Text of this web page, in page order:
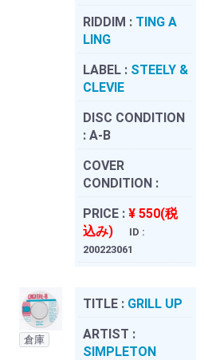
RIDDIM : TING A
LING
LABEL : STEELY &
CLEVIE
DISC CONDITION
: A-B
COVER
CONDITION :
PRICE : ¥ 550(税
込み)
ID :
200223061
倉庫
TITLE : GRILL UP
ARTIST :
SIMPLETON